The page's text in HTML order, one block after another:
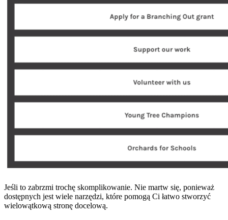
Jeśli to zabrzmi trochę skomplikowanie. Nie martw się, ponieważ
dostępnych jest wiele narzędzi, które pomogą Ci łatwo stworzyć
wielowątkową stronę docelową.